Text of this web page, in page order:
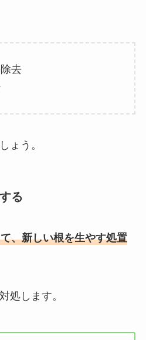
去
ょう。
る
、新しい根を生やす処置
処します。